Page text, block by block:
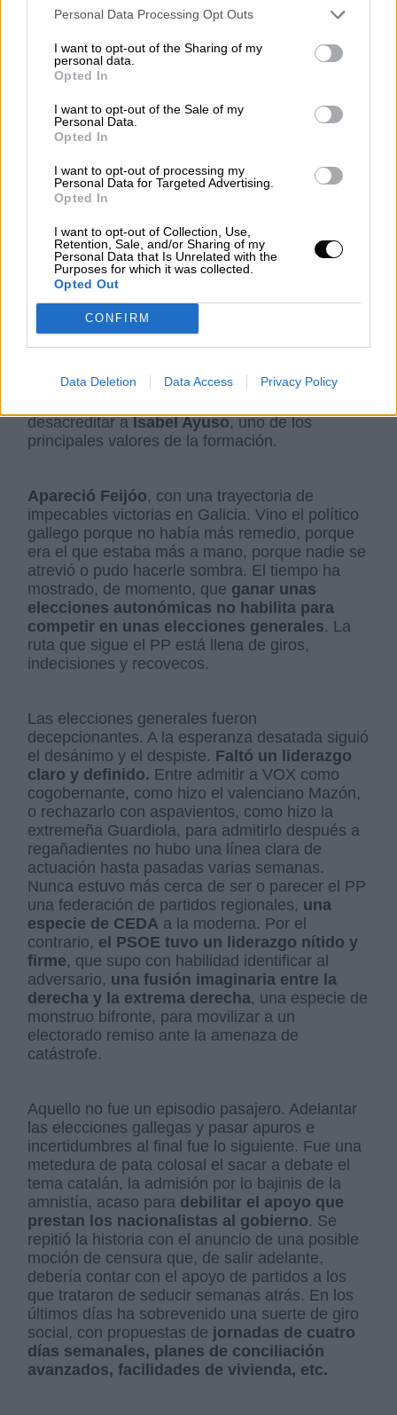
Personal Data Processing Opt Outs
I want to opt-out of the Sharing of my
personal data.
Opted In
I want to opt-out of the Sale of my
Personal Data.
Opted In
I want to opt-out of processing my
Personal Data for Targeted Advertising.
Opted In
I want to opt-out of Collection, Use,
Retention, Sale, and/or Sharing of my
Personal Data that Is Unrelated with the
Purposes for which it was collected.
Opted Out
CONFIRM
Data Deletion Data Access Privacy Policy
En los últimos años, todo ha sido una sucesión
dislates en el PP . Primero fue la
de Casadocomo presidente del partido; un
hombre que había vivido entre comités y
que militara en las Nuevas Generaciones, allá
por 2007. Un hombre que ascendió en su
carrera política a la misma velocidad que se
desarrollaba su carrera académica. Alguien que
no medía el alcance de sus palabras
irresponsable, secundado además por un
secretario,Teodoro García- campeón
disciplina de hierro; un “joven valor” que causó
desacreditar aIsabel Ayuso, uno de los
principales valores de la formación.
Apareció Feijóo, con una trayectoria de
impecables victorias en Galicia. Vino el político
gallego porque no había más remedio, porque
era el que estaba más a mano, porque nadie se
atrevió o pudo hacerle sombra. El tiempo ha
mostrado, de momento, que ganar unas
elecciones autonómicas no habilita para
competir en unas elecciones generales. La
ruta que sigue el PP está llena de giros,
indecisiones y recovecos.
Las elecciones generales fueron
decepcionantes. A la esperanza desatada siguió
el desánimo y el despiste. Faltó un liderazgo
claro y definido. Entre admitir a VOX como
cogobernante, como hizo el valenciano Mazón,
o rechazarlo con aspavientos, como hizo la
extremeña Guardiola, para admitirlo después a
regañadientes no hubo una línea clara de
actuación hasta pasadas varias semanas.
Nunca estuvo más cerca de ser o parecer el PP
una federación de partidos regionales, una
especie de CEDA a la moderna. Por el
contrario, el PSOE tuvo un liderazgo nítido y
firme, que supo con habilidad identificar al
adversario, una fusión imaginaria entre la
derecha y la extrema derecha, una especie de
monstruo bifronte, para movilizar a un
electorado remiso ante la amenaza de
catástrofe.
Aquello no fue un episodio pasajero. Adelantar
las elecciones gallegas y pasar apuros e
incertidumbres al final fue lo siguiente. Fue una
metedura de pata colosal el sacar a debate el
tema catalán, la admisión por lo bajinis de la
amnistía, acaso para debilitar el apoyo que
prestan los nacionalistas al gobierno. Se
repitió la historia con el anuncio de una posible
moción de censura que, de salir adelante,
debería contar con el apoyo de partidos a los
que trataron de seducir semanas atrás. En los
últimos días ha sobrevenido una suerte de giro
social, con propuestas de jornadas de cuatro
días semanales, planes de conciliación
avanzados, facilidades de vivienda, etc.